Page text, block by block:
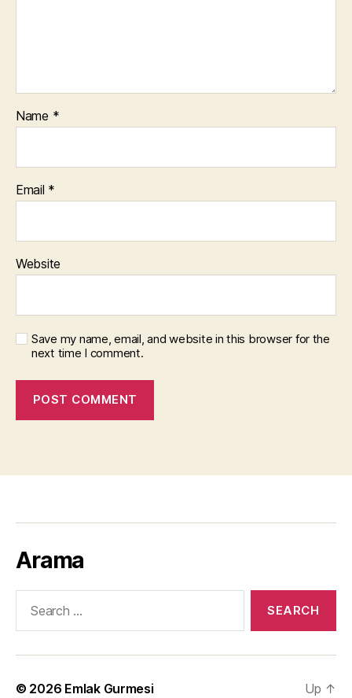
Name *
Email *
Website
Save my name, email, and website in this browser for the
next time I comment.
Arama
© 2026 Emlak Gurmesi Up ↑